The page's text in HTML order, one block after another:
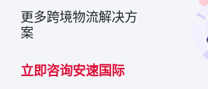
更多跨境物流解决方
案
立即咨询安速国际